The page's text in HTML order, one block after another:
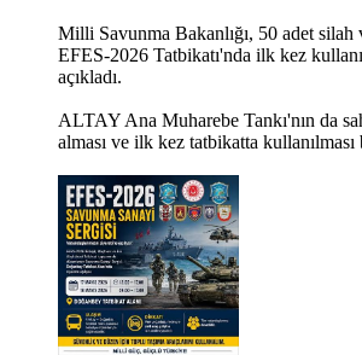
Milli Savunma Bakanlığı, 50 adet silah
EFES-2026 Tatbikatı'nda ilk kez
açıkladı.
ALTAY Ana Muharebe Tankı'nın da
alması ve ilk kez tatbikatta